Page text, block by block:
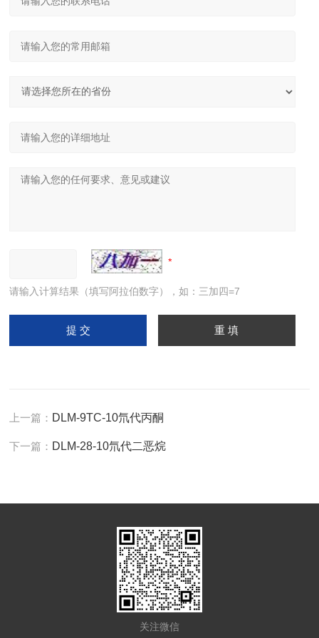
请输入计算结果（填写阿拉伯数字），如：三加四=7
上一篇： DLM-9TC-10氘代丙酮
下一篇： DLM-28-10氘代二恶烷
关注微信